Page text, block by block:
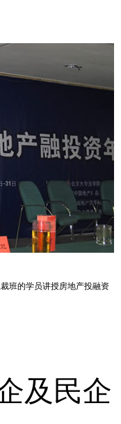
班的学员讲授房地产投融资
及民企